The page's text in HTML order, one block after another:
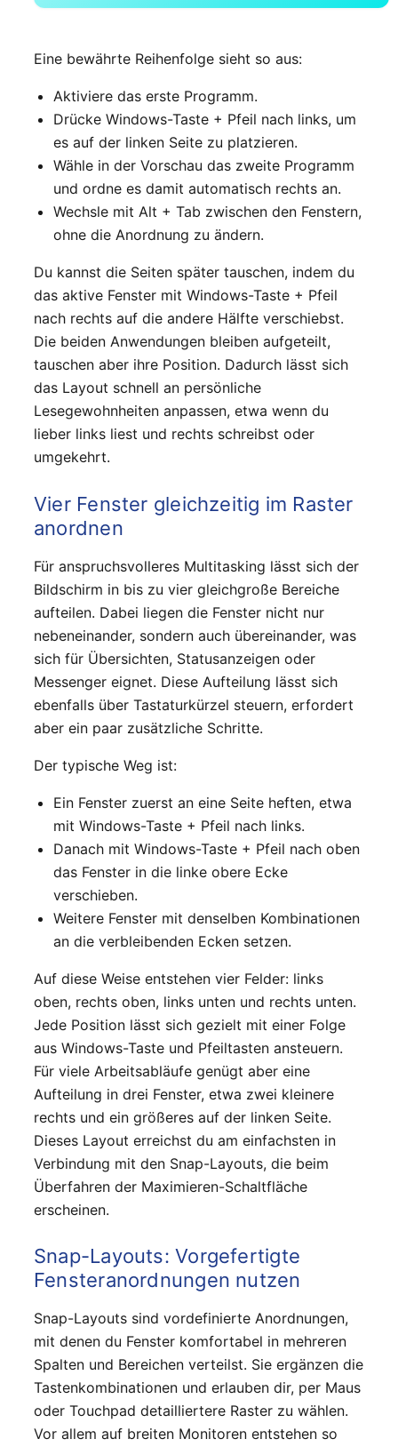
Eine bewährte Reihenfolge sieht so aus:
Aktiviere das erste Programm.
Drücke Windows-Taste + Pfeil nach links, um
es auf der linken Seite zu platzieren.
Wähle in der Vorschau das zweite Programm
und ordne es damit automatisch rechts an.
Wechsle mit Alt + Tab zwischen den Fenstern,
ohne die Anordnung zu ändern.
Du kannst die Seiten später tauschen, indem du
das aktive Fenster mit Windows-Taste + Pfeil
nach rechts auf die andere Hälfte verschiebst.
Die beiden Anwendungen bleiben aufgeteilt,
tauschen aber ihre Position. Dadurch lässt sich
das Layout schnell an persönliche
Lesegewohnheiten anpassen, etwa wenn du
lieber links liest und rechts schreibst oder
umgekehrt.
Vier Fenster gleichzeitig im Raster
anordnen
Für anspruchsvolleres Multitasking lässt sich der
Bildschirm in bis zu vier gleichgroße Bereiche
aufteilen. Dabei liegen die Fenster nicht nur
nebeneinander, sondern auch übereinander, was
sich für Übersichten, Statusanzeigen oder
Messenger eignet. Diese Aufteilung lässt sich
ebenfalls über Tastaturkürzel steuern, erfordert
aber ein paar zusätzliche Schritte.
Der typische Weg ist:
Ein Fenster zuerst an eine Seite heften, etwa
mit Windows-Taste + Pfeil nach links.
Danach mit Windows-Taste + Pfeil nach oben
das Fenster in die linke obere Ecke
verschieben.
Weitere Fenster mit denselben Kombinationen
an die verbleibenden Ecken setzen.
Auf diese Weise entstehen vier Felder: links
oben, rechts oben, links unten und rechts unten.
Jede Position lässt sich gezielt mit einer Folge
aus Windows-Taste und Pfeiltasten ansteuern.
Für viele Arbeitsabläufe genügt aber eine
Aufteilung in drei Fenster, etwa zwei kleinere
rechts und ein größeres auf der linken Seite.
Dieses Layout erreichst du am einfachsten in
Verbindung mit den Snap-Layouts, die beim
Überfahren der Maximieren-Schaltfläche
erscheinen.
Snap-Layouts: Vorgefertigte
Fensteranordnungen nutzen
Snap-Layouts sind vordefinierte Anordnungen,
mit denen du Fenster komfortabel in mehreren
Spalten und Bereichen verteilst. Sie ergänzen die
Tastenkombinationen und erlauben dir, per Maus
oder Touchpad detailliertere Raster zu wählen.
Vor allem auf breiten Monitoren entstehen so